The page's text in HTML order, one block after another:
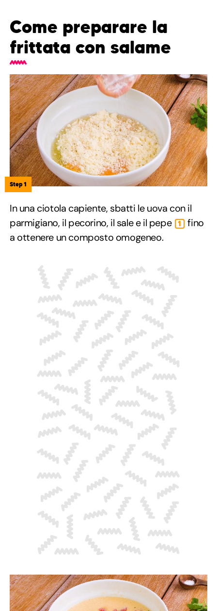
Come preparare la
frittata con salame
Step 1
In una ciotola capiente, sbatti le uova con il
parmigiano, il pecorino, il sale e il pepe
1
fino
a ottenere un composto omogeneo.